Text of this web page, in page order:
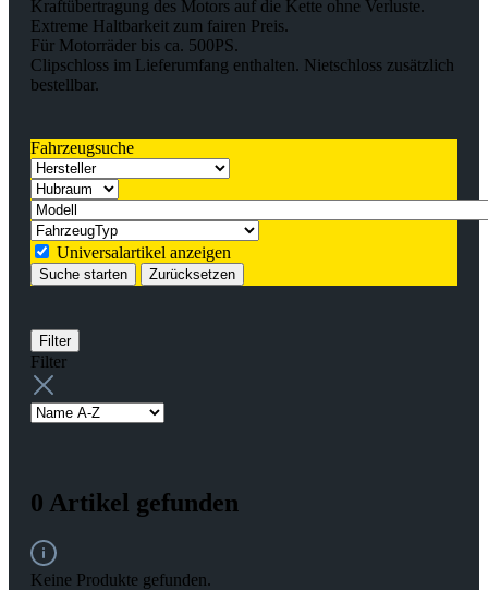
Kraftübertragung des Motors auf die Kette ohne Verluste.
Extreme Haltbarkeit zum fairen Preis.
Für Motorräder bis ca. 500PS.
Clipschloss im Lieferumfang enthalten. Nietschloss zusätzlich
bestellbar.
Fahrzeugsuche
Universalartikel anzeigen
Suche starten Zurücksetzen
Filter
Filter
0 Artikel gefunden
Keine Produkte gefunden.